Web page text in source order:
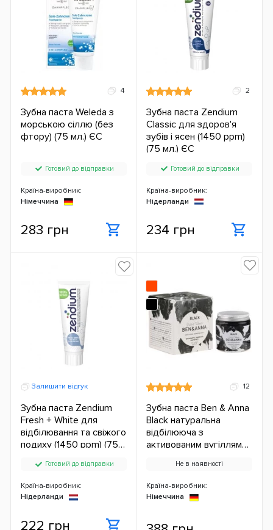
4
Зубна паста Weleda з
морською сіллю (без
фтору) (75 мл.) ЄС
Готовий до відправки
Країна-виробник:
Німеччина
283 грн
2
Зубна паста Zendium
Classic для здоров'я
зубів і ясен (1450 ppm)
(75 мл.) ЄС
Готовий до відправки
Країна-виробник:
Нідерланди
234 грн
Залишити відгук
Зубна паста Zendium
Fresh + White для
відбілювання та свіжого
подиху (1450 ppm) (75
Готовий до відправки
Країна-виробник:
Нідерланди
222 грн
12
Зубна паста Ben & Anna
Black натуральна
відбілююча з
активованим вугіллям
Не в наявності
Країна-виробник:
Німеччина